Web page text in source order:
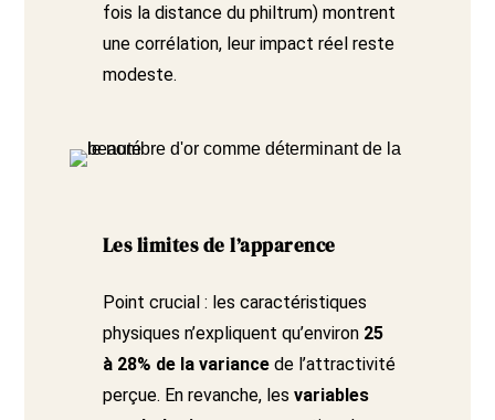
fois la distance du philtrum) montrent
une corrélation, leur impact réel reste
modeste.
Les limites de l’apparence
Point crucial : les caractéristiques
physiques n’expliquent qu’environ 25
à 28% de la variancede l’attractivité
perçue. En revanche, les variables